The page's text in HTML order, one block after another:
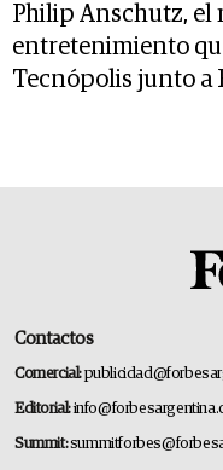
Philip Anschutz, el
entretenimiento
Tecnópolis junto a
Contactos
Comercial:
Editorial:
Summit: